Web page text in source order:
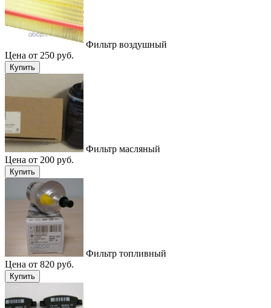
Фильтр воздушный
Цена от 250 руб.
Купить
Фильтр масляный
Цена от 200 руб.
Купить
Фильтр топливный
Цена от 820 руб.
Купить